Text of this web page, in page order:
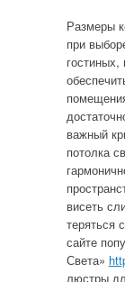
Размеры
при
важный
потолка
висеть
теряться
сайте
Света»
люстры